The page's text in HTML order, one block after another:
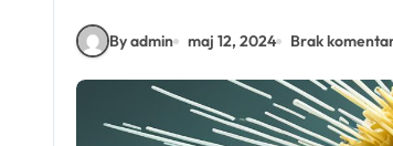
By admin maj 12, 2024 Brak